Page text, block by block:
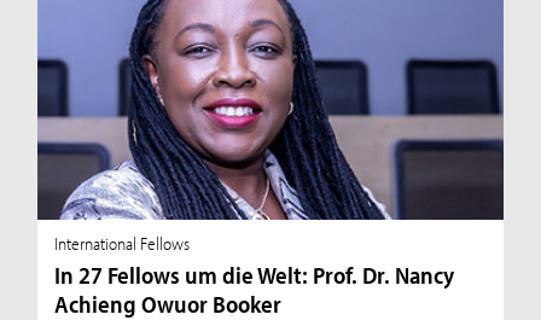
International Fellows
In 27 Fellows um die Welt: Prof. Dr. Nancy
Achieng Owuor Booker